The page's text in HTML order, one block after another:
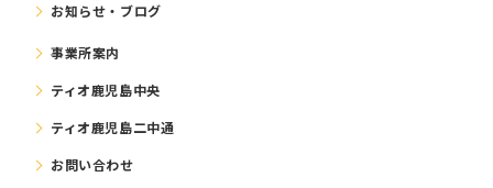
お知らせ・ブログ
事業所案内
ティオ鹿児島中央
ティオ鹿児島二中通
お問い合わせ